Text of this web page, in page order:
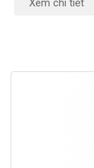
Xem chi tiết